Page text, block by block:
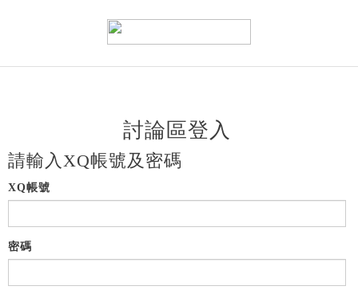
討論區登入
請輸入XQ帳號及密碼
XQ帳號
密碼